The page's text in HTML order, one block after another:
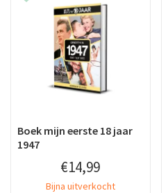
Boek mijn eerste 18 jaar
1947
€14,99
Bijna uitverkocht